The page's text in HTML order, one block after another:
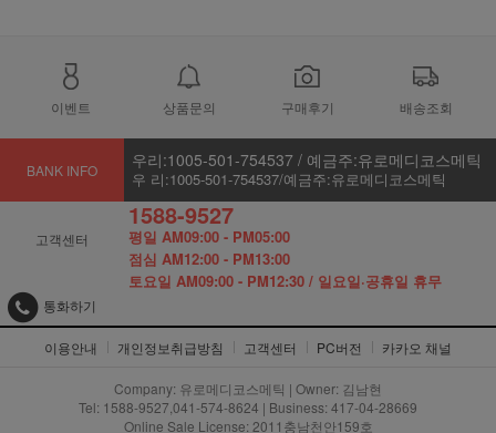
이벤트 상품문의 구매후기 배송조회
BANK INFO 우리:1005-501-754537 / 예금주:유로메디코스메틱
우 리:1005-501-754537/예금주:유로메디코스메틱
고객센터
1588-9527
평일 AM09:00 - PM05:00
점심 AM12:00 - PM13:00
토요일 AM09:00 - PM12:30 / 일요일·공휴일 휴무
통화하기
이용안내 개인정보취급방침 고객센터 PC버전 카카오 채널
Company: 유로메디코스메틱 | Owner: 김남현
Tel: 1588-9527,041-574-8624 | Business: 417-04-28669
Online Sale License: 2011충남천안159호